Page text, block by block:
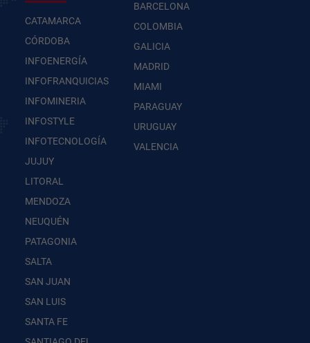
CATAMARCA
CÓRDOBA
INFOENERGÍA
INFOFRANQUICIAS
INFOMINERIA
INFOSTYLE
INFOTECNOLOGÍA
JUJUY
LITORAL
MENDOZA
NEUQUÉN
PATAGONIA
SALTA
SAN JUAN
SAN LUIS
SANTA FE
BARCELONA
COLOMBIA
GALICIA
MADRID
MIAMI
PARAGUAY
URUGUAY
VALENCIA